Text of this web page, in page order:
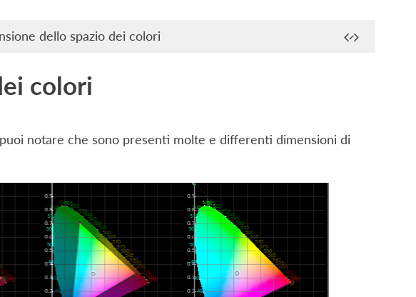
dello spazio dei colori
colori
notare che sono presenti molte e differenti dimensioni di